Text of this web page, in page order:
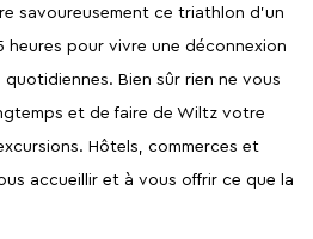
savoureusement ce triathlon d’un
pour vivre une déconnexion
Bien sûr rien ne vous
et de faire de Wiltz votre
Hôtels, commerces et
accueillir et à vous offrir ce que la